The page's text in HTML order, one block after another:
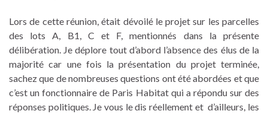
Lors de cette réunion, était dévoilé le projet sur les parcelles
des lots A, B1, C et F, mentionnés dans la présente
délibération. Je déplore tout d’abord l’absence des élus de la
majorité car une fois la présentation du projet terminée,
sachez que de nombreuses questions ont été abordées et que
c’est un fonctionnaire de Paris Habitat qui a répondu sur des
réponses politiques. Je vous le dis réellement et d’ailleurs, les